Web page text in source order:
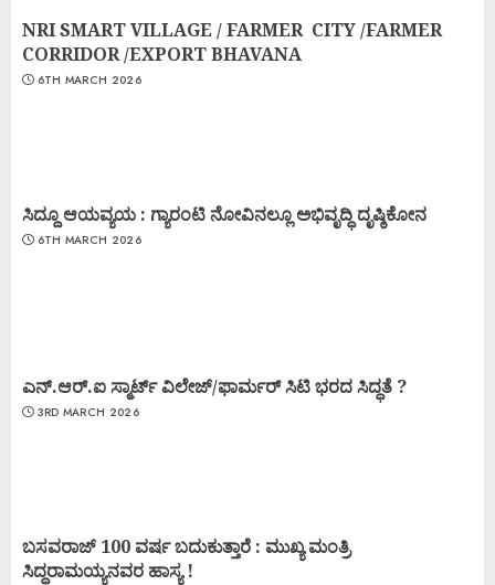
NRI SMART VILLAGE / FARMER CITY /FARMER
CORRIDOR /EXPORT BHAVANA
6TH MARCH 2026
ಸಿದ್ದೂ ಆಯವ್ಯಯ : ಗ್ಯಾರಂಟಿ ನೋವಿನಲ್ಲೂ ಅಭಿವೃದ್ಧಿ ದೃಷ್ಠಿಕೋನ
6TH MARCH 2026
ಎನ್.ಆರ್.ಐ ಸ್ಮಾರ್ಟ್ ವಿಲೇಜ್/ಫಾರ್ಮರ್ ಸಿಟಿ ಭರದ ಸಿದ್ಧತೆ ?
3RD MARCH 2026
ಬಸವರಾಜ್ 100 ವರ್ಷ ಬದುಕುತ್ತಾರೆ : ಮುಖ್ಯ ಮಂತ್ರಿ
ಸಿದ್ಧರಾಮಯ್ಯನವರ ಹಾಸ್ಯ !